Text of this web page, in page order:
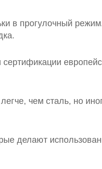
в прогулочный
сертификации
чем сталь, но
делают